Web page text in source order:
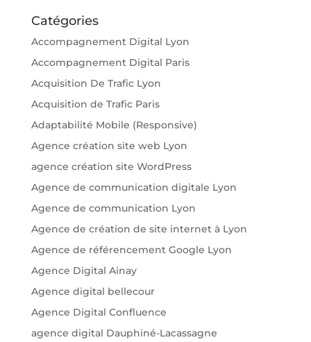
Catégories
Accompagnement Digital Lyon
Accompagnement Digital Paris
Acquisition De Trafic Lyon
Acquisition de Trafic Paris
Adaptabilité Mobile (Responsive)
Agence création site web Lyon
agence création site WordPress
Agence de communication digitale Lyon
Agence de communication Lyon
Agence de création de site internet à Lyon
Agence de référencement Google Lyon
Agence Digital Ainay
Agence digital bellecour
Agence Digital Confluence
agence digital Dauphiné-Lacassagne